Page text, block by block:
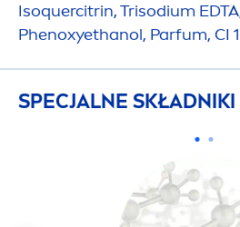
Isoquercitrin, Trisodium
Phenoxyethanol, Parfum, CI
SPECJALNE SKŁADNIKI